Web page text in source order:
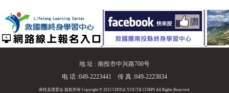
地 址 : 南投市中兴路700号
电 话 :049-2223441 传 真 :049-2223834
南投县团委会 版权所有 Copyright © 2015 CHINA YOUTH CORPS All Rights Reserved.